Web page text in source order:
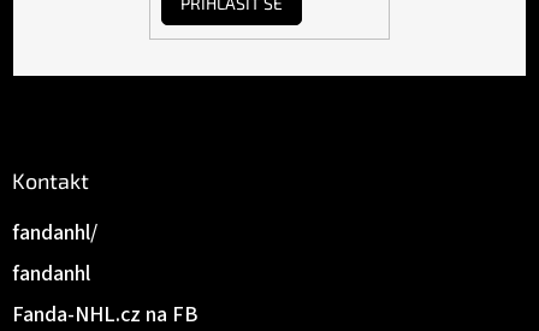
Kontakt
Fanda-NHL.cz na FB
fandanhl
fandanhl/